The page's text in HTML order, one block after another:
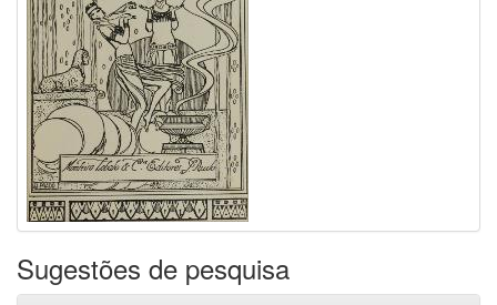
Sugestões de pesquisa